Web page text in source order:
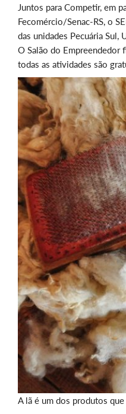
Juntos para Competir, em
Fecomércio/Senac-RS, o
das unidades Pecuária Sul,
O Salão do Empreendedor
todas as atividades são
A lã é um dos produtos